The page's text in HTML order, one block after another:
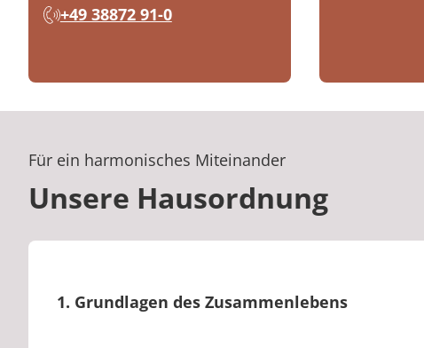
+49 38872 91-0
Für ein harmonisches Miteinander
Unsere Hausordnung
1. Grundlagen des Zusammenlebens